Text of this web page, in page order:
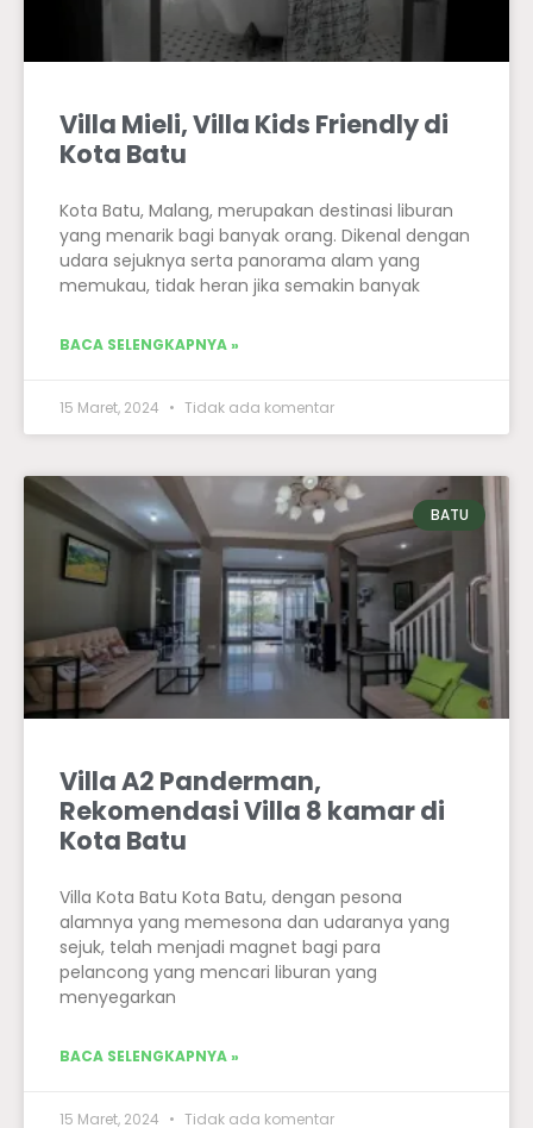
Villa Mieli, Villa Kids Friendly di
Kota Batu
Kota Batu, Malang, merupakan destinasi liburan
yang menarik bagi banyak orang. Dikenal dengan
udara sejuknya serta panorama alam yang
memukau, tidak heran jika semakin banyak
BACA SELENGKAPNYA »
15 Maret, 2024 Tidak ada komentar
BATU
Villa A2 Panderman,
Rekomendasi Villa 8 kamar di
Kota Batu
Villa Kota Batu Kota Batu, dengan pesona
alamnya yang memesona dan udaranya yang
sejuk, telah menjadi magnet bagi para
pelancong yang mencari liburan yang
menyegarkan
BACA SELENGKAPNYA »
15 Maret, 2024 Tidak ada komentar